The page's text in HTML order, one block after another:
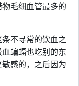
毛细血管最多的
不寻常的饮血之
蝙蝠也吃别的东
感的，之后因为